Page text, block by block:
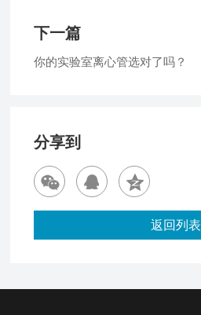
下一篇
你的实验室离心管选对了吗？
分享到
返回列表